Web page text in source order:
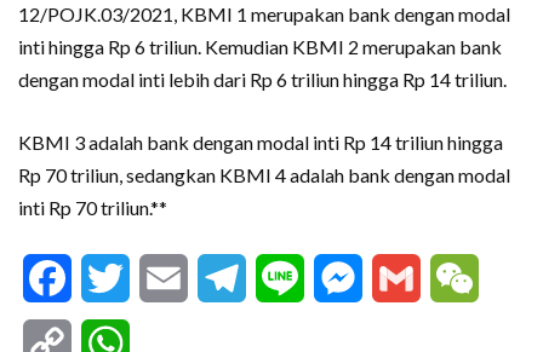
12/POJK.03/2021, KBMI 1 merupakan bank dengan modal
inti hingga Rp 6 triliun. Kemudian KBMI 2 merupakan bank
dengan modal inti lebih dari Rp 6 triliun hingga Rp 14 triliun.
KBMI 3 adalah bank dengan modal inti Rp 14 triliun hingga
Rp 70 triliun, sedangkan KBMI 4 adalah bank dengan modal
inti Rp 70 triliun.**
FacebookTwitter Email Telegram
Line Messenger
Gmail
Copy